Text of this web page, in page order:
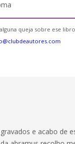
queja sobre ese
e acabo de